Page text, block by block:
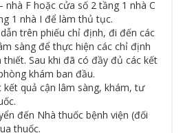
nhà F hoặc cửa số 2 tầng 1 nhà C
1 nhà I để làm thủ tục.
trên phiếu chỉ định, đi đến các
sàng để thực hiện các chỉ định
thiết. Sau khi đã có đầy đủ các kết
khám ban đầu.
kết quả cận lâm sàng, khám, tư
đến Nhà thuốc bệnh viện (đối
thuốc.